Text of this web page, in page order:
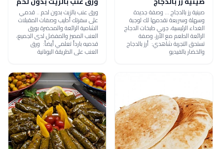
صينية رز بالدجاج ... وصفة جديدة
وسهلة وسريعة نقدمها لك لوجبة
الغداء الرئيسية، جربي طبخات الدجاج
الرائعة الطعم مع الأرز، وصفة
تستحق التجربة شاهدي: أرز بالدجاج
والخضار بالفيديو
ورق عنب بالزيت بدون لحم .. قدمي
على سفرتك أطيب وصفات المقبلات
الشامية الرائعة والمحضرة بورق
العنب المميز والمفضل لدى الجميع،
قدميه بارداً تعلمي أيضاً: ورق
العنب على الطريقة اليونانية